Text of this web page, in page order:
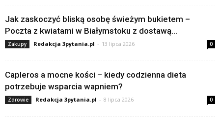
Jak zaskoczyć bliską osobę świeżym bukietem –
Poczta z kwiatami w Białymstoku z dostawą...
Zakupy Redakcja 3pytania.pl - 13 lipca 2026 0
Capleros a mocne kości – kiedy codzienna dieta
potrzebuje wsparcia wapniem?
Zdrowie Redakcja 3pytania.pl - 8 lipca 2026 0